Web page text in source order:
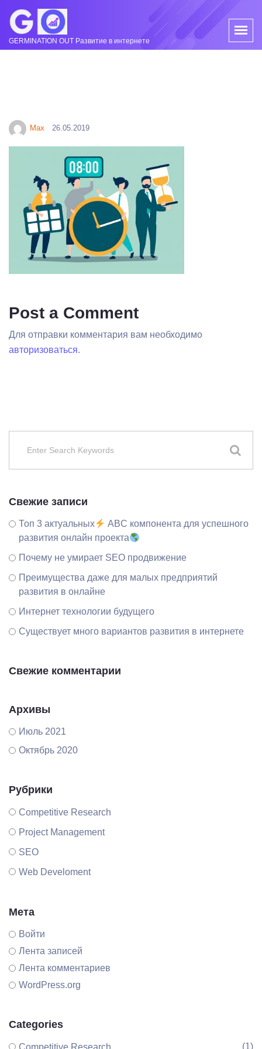
GERMINATION OUT Развитие в интернете
Max 26.05.2019
Post a Comment
Для отправки комментария вам необходимо
авторизоваться.
Свежие записи
Топ 3 актуальных
ABC компонента для успешного
развития онлайн проекта
Почему не умирает SEO продвижение
Преимущества даже для малых предприятий
развития в онлайне
Интернет технологии будущего
Существует много вариантов развития в интернете
Свежие комментарии
Архивы
Июль 2021
Октябрь 2020
Рубрики
Competitive Research
Project Management
SEO
Web Develoment
Мета
Войти
Лента записей
Лента комментариев
WordPress.org
Categories
Competitive Research (1)